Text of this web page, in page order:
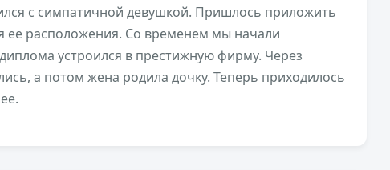
с симпатичной девушкой. Пришлось приложить
ее расположения. Со временем мы начали
устроился в престижную фирму. Через
а потом жена родила дочку. Теперь приходилось